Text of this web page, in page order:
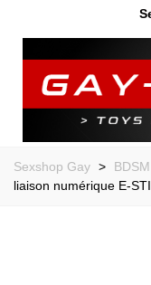
Sexshop Gay >
liaison numérique E-